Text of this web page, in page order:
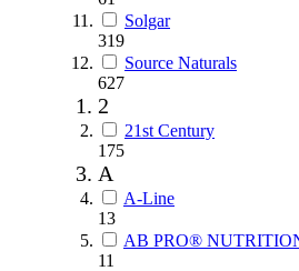
Solgar
319
Source Naturals
627
2
21st Century
175
A
A-Line
13
AB PRO®
11